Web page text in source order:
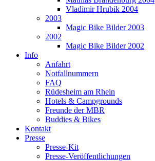
Vladimir Hrubik 2004
2003
Magic Bike Bilder 2003
2002
Magic Bike Bilder 2002
Info
Anfahrt
Notfallnummern
FAQ
Rüdesheim am Rhein
Hotels & Campgrounds
Freunde der MBR
Buddies & Bikes
Kontakt
Presse
Presse-Kit
Presse-Veröffentlichungen